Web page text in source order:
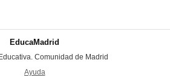
EducaMadrid
Comunidad de Madrid
Ayuda